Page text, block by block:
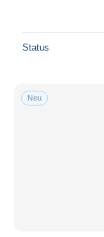
Status
Neu